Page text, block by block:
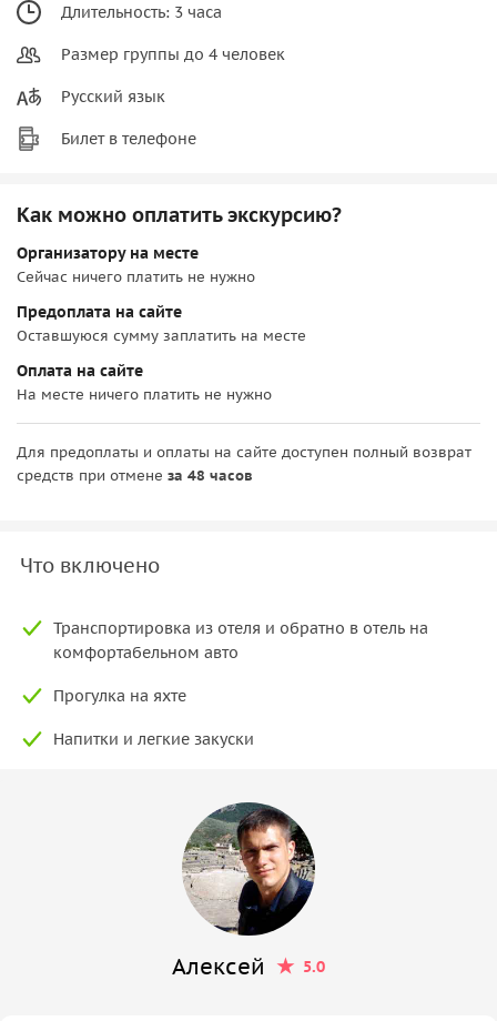
Длительность: 3 часа
Размер группы до 4 человек
Русский язык
Билет в телефоне
Как можно оплатить экскурсию?
Организатору на месте
Сейчас ничего платить не нужно
Предоплата на сайте
Оставшуюся сумму заплатить на месте
Оплата на сайте
На месте ничего платить не нужно
Для предоплаты и оплаты на сайте доступен полный возврат
средств при отмене за 48 часов
Что включено
Транспортировка из отеля и обратно в отель на
комфортабельном авто
Прогулка на яхте
Напитки и легкие закуски
Алексей 5.0